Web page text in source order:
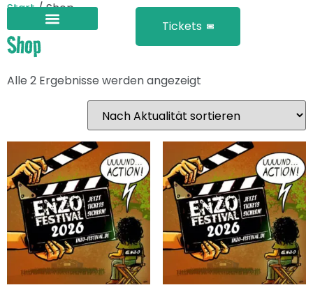
Tickets
Start/ Shop
Shop
Alle 2 Ergebnisse werden angezeigt